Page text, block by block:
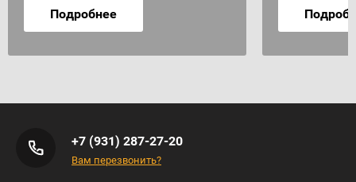
Подробнее
+7 (931) 287-27-20
Вам перезвонить?